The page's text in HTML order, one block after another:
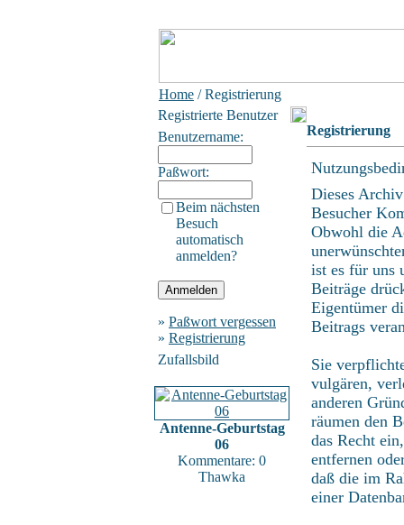
Home / Registrierung
Registrierte Benutzer
Benutzername:
Paßwort:
Beim nächsten
Besuch
automatisch
anmelden?
» Paßwort vergessen
» Registrierung
Zufallsbild
Antenne-Geburtstag
06
Kommentare: 0
Thawka
Registrierung
Dieses
Besucher
Obwohl die
ist es für uns
Beiträge
Eigentümer
Beitrags
Sie
vulgären,
anderen
räumen den
das Recht
entfernen
daß die im
einer